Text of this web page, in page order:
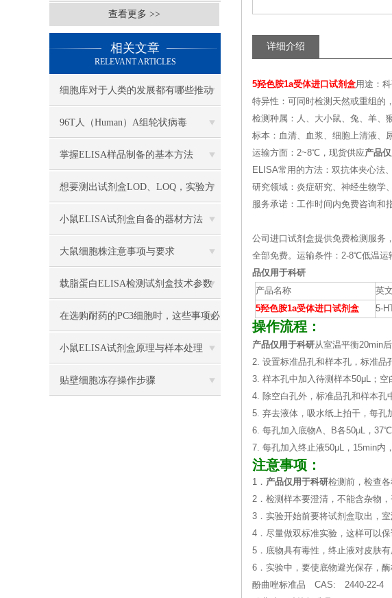
查看更多 >>
相关文章
RELEVANT ARTICLES
细胞库对于人类的发展都有哪些推动
作用
96T人（Human）A组轮状病毒
（Rotavirus）ELISA 检测试剂盒
掌握ELISA样品制备的基本方法
想要测出试剂盒LOD、LOQ，实验方
案该怎么搭建？
小鼠ELISA试剂盒自备的器材方法
大鼠细胞株注意事项与要求
载脂蛋白ELISA检测试剂盒技术参数
在选购耐药的PC3细胞时，这些事项必
须注意
小鼠ELISA试剂盒原理与样本处理
贴壁细胞冻存操作步骤
详细介绍
5羟色胺1a受体进口试剂盒用途：
特异性：可同时检测天然或重组的
检测种属：人、大小鼠、兔、羊、
标本：血清、血浆、细胞上清液、
运输方面：2~8℃，现货供应产品
ELISA常用的方法：双抗体夹心法
研究领域：炎症研究、神经生物学
服务承诺：工作时间内免费咨询和
公司进口试剂盒提供免费检测服务
全部免费。运输条件：2-8℃低温运
品仅用于科研
产品名称
英
5羟色胺1a受体进口试剂盒
5-
操作流程：
产品仅用于科研从室温平衡20min
2. 设置标准品孔和样本孔，标准品
3. 样本孔中加入待测样本50μL；空
4. 除空白孔外，标准品孔和样本孔
5. 弃去液体，吸水纸上拍干，每孔
6. 每孔加入底物A、B各50μL，37℃
7. 每孔加入终止液50μL，15min内
注意事项：
1． 产品仅用于科研检测前，检查各
2．检测样本要澄清，不能含杂物，
3．实验开始前要将试剂盒取出，
4．尽量做双标准实验，这样可以保
5．底物具有毒性，终止液对皮肤有
6．实验中，要使底物避光保存，
酚曲唑标准品 CAS: 2440-22-